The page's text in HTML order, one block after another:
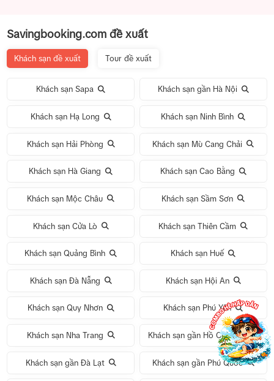
Savingbooking.com đề xuất
Khách sạn đề xuất Tour đề xuất
Khách sạn Sapa Khách sạn gần Hà Nội
Khách sạn Hạ Long Khách sạn Ninh Bình
Khách sạn Hải Phòng Khách sạn Mù Cang Chải
Khách sạn Hà Giang Khách sạn Cao Bằng
Khách sạn Mộc Châu Khách sạn Sầm Sơn
Khách sạn Cửa Lò Khách sạn Thiên Cầm
Khách sạn Quảng Bình Khách sạn Huế
Khách sạn Đà Nẵng Khách sạn Hội An
Khách sạn Quy Nhơn Khách sạn Phú Yên
Khách sạn Nha Trang Khách sạn gần Hồ Chí Minh
Khách sạn gần Đà Lạt Khách sạn gần Phú Quốc